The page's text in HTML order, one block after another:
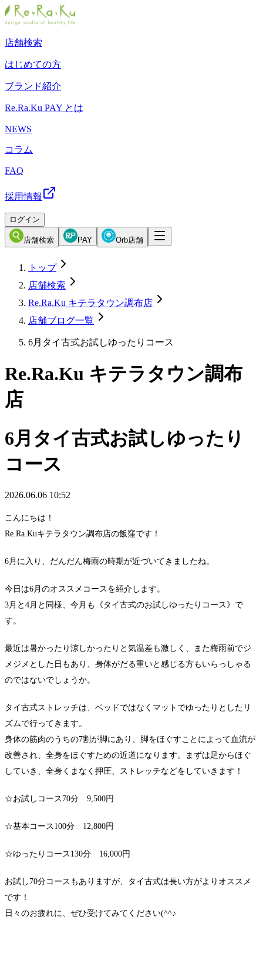
店舗検索
はじめての方
ブランド紹介
Re.Ra.Ku PAY とは
NEWS
コラム
FAQ
採用情報
ログイン
店舗検索 PAY Orb店舗
トップ
店舗検索
Re.Ra.Ku キテラタウン調布店
店舗ブログ一覧
6月タイ古式お試しゆったりコース
Re.Ra.Ku キテラタウン調布
店
6月タイ古式お試しゆったり
コース
2026.06.06 10:52
こんにちは！
Re.Ra.Kuキテラタウン調布店の飯窪です！
6月に入り、だんだん梅雨の時期が近づいてきましたね。
今日は6月のオススメコースを紹介します。
3月と4月と同様、今月も《タイ古式のお試しゆったりコース》で
す。
最近は暑かったり涼しかったりと気温差も激しく、また梅雨前でジ
メジメとした日もあり、身体がだる重いと感じる方もいらっしゃる
のではないでしょうか。
タイ古式ストレッチは、ベッドではなくマットでゆったりとしたリ
ズムで行ってきます。
身体の筋肉のうちの7割が脚にあり、脚をほぐすことによって血流が
改善され、全身をほぐすための近道になります。まずは足からほぐ
していき、全身くまなく押圧、ストレッチなどをしていきます！
☆お試しコース70分 9,500円
☆基本コース100分 12,800円
☆ゆったりコース130分 16,000円
お試し70分コースもありますが、タイ古式は長い方がよりオススメ
です！
日々のお疲れに、ぜひ受けてみてください(^^♪